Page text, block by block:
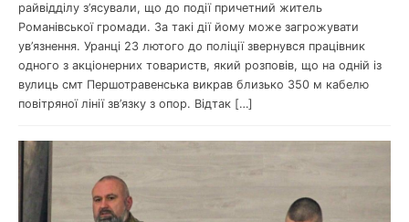
райвідділу з’ясували, що до події причетний житель
Романівської громади. За такі дії йому може загрожувати
ув’язнення. Уранці 23 лютого до поліції звернувся працівник
одного з акціонерних товариств, який розповів, що на одній із
вулиць смт Першотравенська викрав близько 350 м кабелю
повітряної лінії зв’язку з опор. Відтак […]